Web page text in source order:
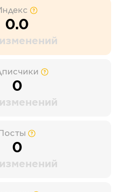
0.0
0
Посты
0